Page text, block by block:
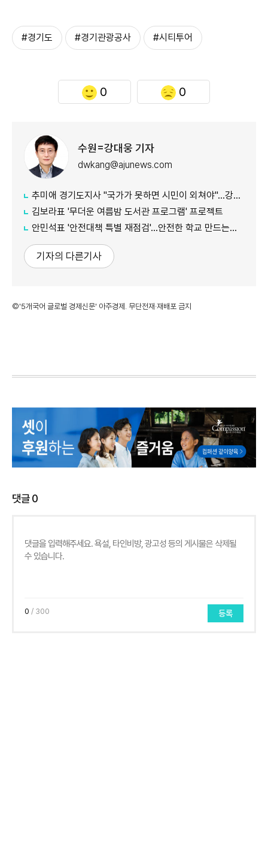
#경기도 #경기관광공사 #시티투어
0 0
수원=강대웅 기자
dwkang@ajunews.com
추미애 경기도지사 "국가가 못하면 시민이 외쳐야"...강일출 할머니 흉상 앞 '연대' 강조
김보라표 '무더운 여름밤 도서관 프로그램' 프로젝트
안민석표 '안전대책 특별 재점검'...안전한 학교 만드는데 만전
기자의 다른기사
©'5개국어 글로벌 경제신문' 아주경제. 무단전재·재배포 금지
댓글0
0 / 300 등록